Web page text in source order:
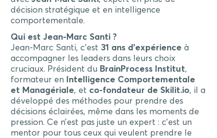
décision stratégique et en intelligence
comportementale.
Qui est Jean-Marc Santi ?
Jean-Marc Santi, c’est 31 ans d’expérience à
accompagner les leaders dans leurs choix
cruciaux. Président du BrainProcess Institut,
formateur en
Intelligence Comportementale
et Managériale, et co-fondateur de Skilit.io, il a
développé des méthodes pour prendre des
décisions éclairées, même dans les moments de
pression. Ce n’est pas juste un expert : c’est un
mentor pour tous ceux qui veulent prendre le